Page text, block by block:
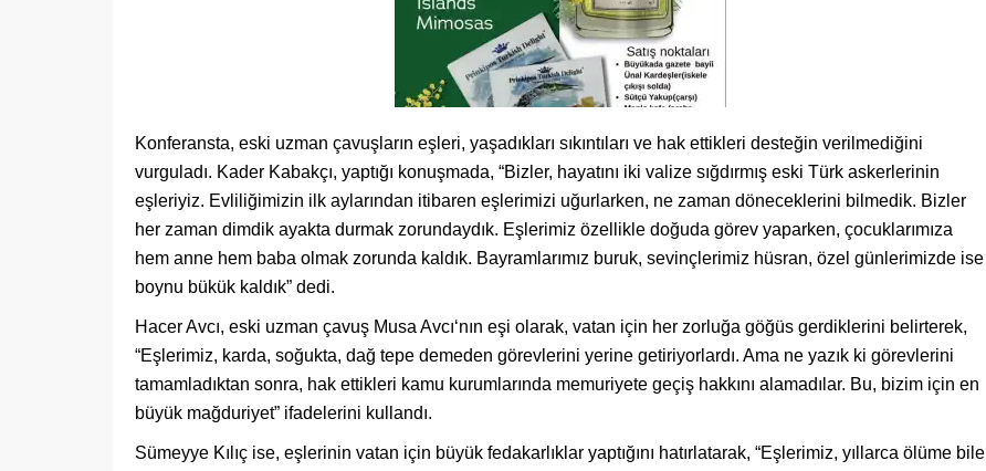
Konferansta, eski uzman çavuşların eşleri, yaşadıkları sıkıntıları ve hak ettikleri desteğin verilmediğini
vurguladı. Kader Kabakçı, yaptığı konuşmada, “Bizler, hayatını iki valize sığdırmış eski Türk askerlerinin
eşleriyiz. Evliliğimizin ilk aylarından itibaren eşlerimizi uğurlarken, ne zaman döneceklerini bilmedik. Bizler
her zaman dimdik ayakta durmak zorundaydık. Eşlerimiz özellikle doğuda görev yaparken, çocuklarımıza
hem anne hem baba olmak zorunda kaldık. Bayramlarımız buruk, sevinçlerimiz hüsran, özel günlerimizde ise
boynu bükük kaldık” dedi.
Hacer Avcı, eski uzman çavuş Musa Avcı‘nın eşi olarak, vatan için her zorluğa göğüs gerdiklerini belirterek,
“Eşlerimiz, karda, soğukta, dağ tepe demeden görevlerini yerine getiriyorlardı. Ama ne yazık ki görevlerini
tamamladıktan sonra, hak ettikleri kamu kurumlarında memuriyete geçiş hakkını alamadılar. Bu, bizim için en
büyük mağduriyet” ifadelerini kullandı.
Sümeyye Kılıç ise, eşlerinin vatan için büyük fedakarlıklar yaptığını hatırlatarak, “Eşlerimiz, yıllarca ölüme bile